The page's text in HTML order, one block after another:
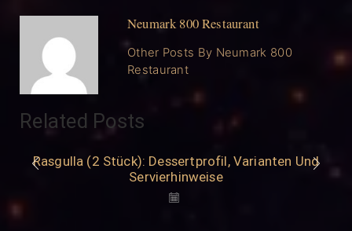
Neumark 800 Restaurant
Other Posts By Neumark 800
Restaurant
Related Posts
Rasgulla (2 Stück): Dessertprofil, Varianten Und
Servierhinweise